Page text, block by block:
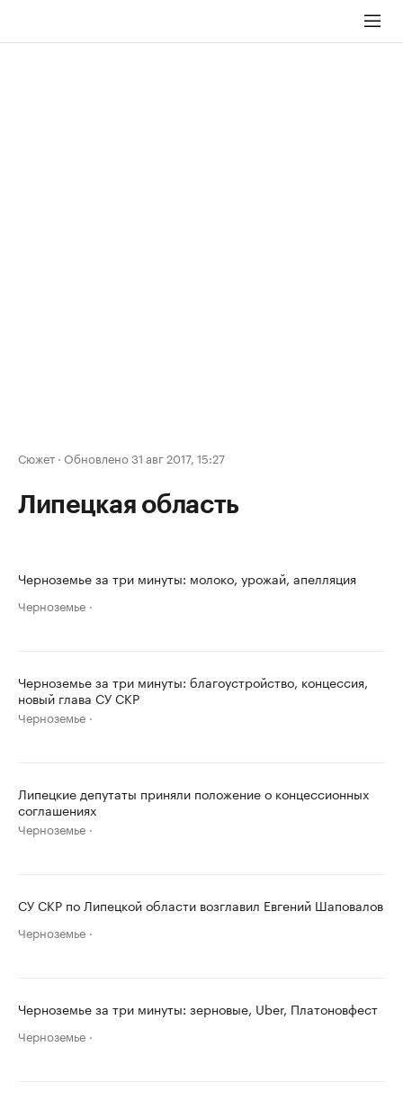
Сюжет · Обновлено 31 авг 2017, 15:27
Липецкая область
Черноземье за три минуты: молоко, урожай, апелляция
Черноземье
Черноземье за три минуты: благоустройство, концессия,
новый глава СУ СКР
Черноземье
Липецкие депутаты приняли положение о концессионных
соглашениях
Черноземье
СУ СКР по Липецкой области возглавил Евгений Шаповалов
Черноземье
Черноземье за три минуты: зерновые, Uber, Платоновфест
Черноземье